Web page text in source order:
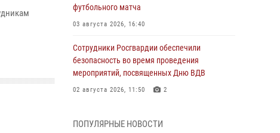
футбольного матча
03 августа 2026, 16:40
Сотрудники Росгвардии обеспечили
безопасность во время проведения
мероприятий, посвященных Дню ВДВ
02 августа 2026, 11:50 2
гражданами по вопросу трудоустройства на
ПОПУЛЯРНЫЕ НОВОСТИ